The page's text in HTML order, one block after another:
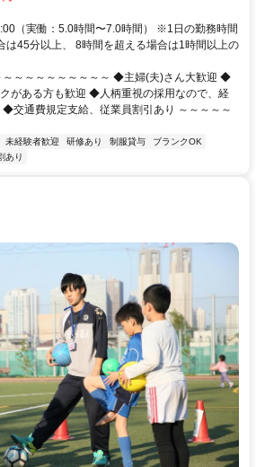
（実働：5.0時間〜7.0時間） ※1日の勤務時間
は45分以上、 8時間を超える場合は1時間以上の
～～～～～～～～～～ ◆主婦(夫)さん大歓迎 ◆
がある方も歓迎 ◆人柄重視の採用なので、経
交通費規定支給、従業員割引あり ～～～～～
未経験者歓迎 研修あり 制服貸与
ブランクOK
あり